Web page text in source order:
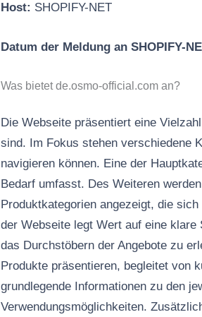
Host: SHOPIFY-NET
Datum der Meldung an SHOPIFY-
Was bietet de.osmo-official.com an?
Die Webseite präsentiert eine
sind. Im Fokus stehen verschiedene
navigieren können. Eine der
Bedarf umfasst. Des Weiteren
Produktkategorien angezeigt, die
der Webseite legt Wert auf eine
das Durchstöbern der Angebote zu
Produkte präsentieren, begleitet von
grundlegende Informationen zu den
Verwendungsmöglichkeiten.